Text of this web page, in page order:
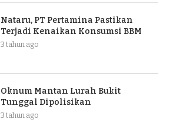
Nataru, PT Pertamina Pastikan
Terjadi Kenaikan Konsumsi BBM
3 tahun ago
Oknum Mantan Lurah Bukit
Tunggal Dipolisikan
3 tahun ago